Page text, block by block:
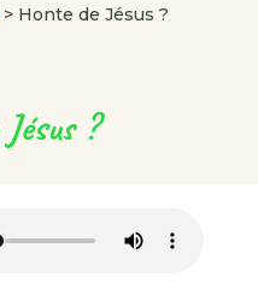
> Honte de Jésus ?
?